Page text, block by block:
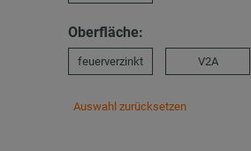
Oberfläche:
feuerverzinkt V2A
Auswahl zurücksetzen